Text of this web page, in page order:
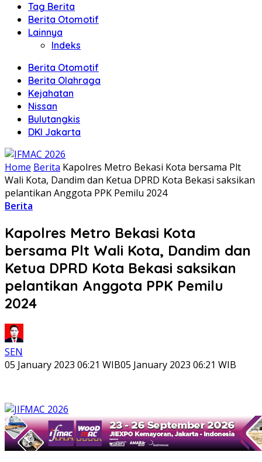
Tag Berita
Berita Otomotif
Lainnya
Indeks
Berita Otomotif
Berita Olahraga
Kejahatan
Nissan
Bulutangkis
DKI Jakarta
Home Berita Kapolres Metro Bekasi Kota bersama Plt
Wali Kota, Dandim dan Ketua DPRD Kota Bekasi saksikan
pelantikan Anggota PPK Pemilu 2024
Berita
Kapolres Metro Bekasi Kota
bersama Plt Wali Kota, Dandim dan
Ketua DPRD Kota Bekasi saksikan
pelantikan Anggota PPK Pemilu
2024
SEN
05 January 2023 06:21 WIB05 January 2023 06:21 WIB